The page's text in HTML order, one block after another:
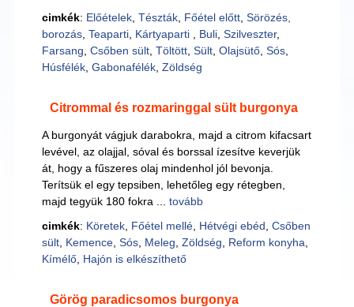
cimkék: Előételek, Tészták, Főétel előtt, Sörözés,
borozás, Teaparti, Kártyaparti Buli, Szilveszter,
Farsang Csőben sült, Töltött, Sült, Olajsütő, Sós,
Húsfélék, Gabonafélék, Zöldség
Citrommal és rozmaringgal sült burgonya
A burgonyát vágjuk darabokra, majd a citrom kifacsart
levével, az olajjal, sóval és borssal ízesítve keverjük
át, hogy a fűszeres olaj mindenhol jól bevonja.
Terítsük el egy tepsiben, lehetőleg egy rétegben,
majd tegyük 180 fokra ... tovább
cimkék: Köretek, Főétel mellé, Hétvégi ebéd Csőben
sült, Kemence, Sós, Meleg Zöldség Reform konyha
Kímélő, Hajón is elkészíthető
Görög paradicsomos burgonya